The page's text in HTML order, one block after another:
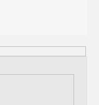
normy a je
s výberom